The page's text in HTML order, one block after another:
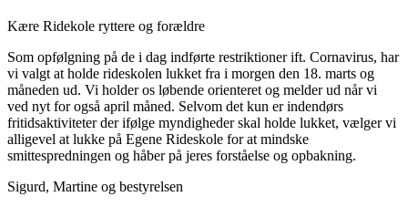
Kære Ridekole ryttere og forældre
Som opfølgning på de i dag indførte restriktioner ift. Cornavirus, har
vi valgt at holde rideskolen lukket fra i morgen den 18. marts og
måneden ud. Vi holder os løbende orienteret og melder ud når vi
ved nyt for også april måned. Selvom det kun er indendørs
fritidsaktiviteter der ifølge myndigheder skal holde lukket, vælger vi
alligevel at lukke på Egene Rideskole for at mindske
smittespredningen og håber på jeres forståelse og opbakning.
Sigurd, Martine og bestyrelsen